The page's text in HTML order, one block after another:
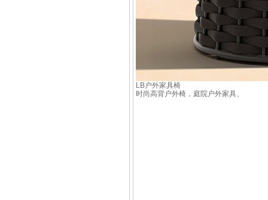
LB户外家具椅
时尚高背户外椅，庭院户外家具、